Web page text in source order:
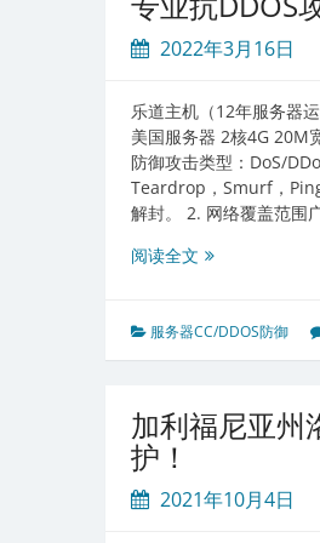
防
御
面
新
挑
战
2022年3月16日
乐道主机（12年服务器
美国服务器 2核4G 20M
防御攻击类型：DoS/
Teardrop，Smurf，
解封。 2. 网络覆盖范围
阅读全文 专
DDOS
攻
港
线
服务器CC/DDOS防御
加利福尼亚州
护！
2021年10月4日